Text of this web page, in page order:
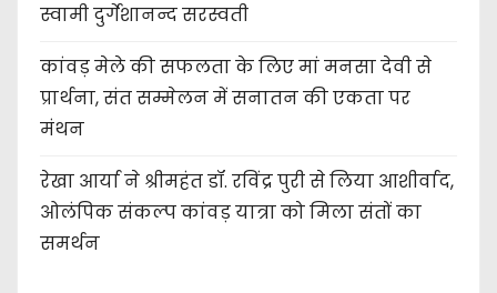
स्वामी दुर्गेशानन्द सरस्वती
कांवड़ मेले की सफलता के लिए मां मनसा देवी से
प्रार्थना, संत सम्मेलन में सनातन की एकता पर
मंथन
रेखा आर्या ने श्रीमहंत डॉ. रविंद्र पुरी से लिया आशीर्वाद,
ओलंपिक संकल्प कांवड़ यात्रा को मिला संतों का
समर्थन